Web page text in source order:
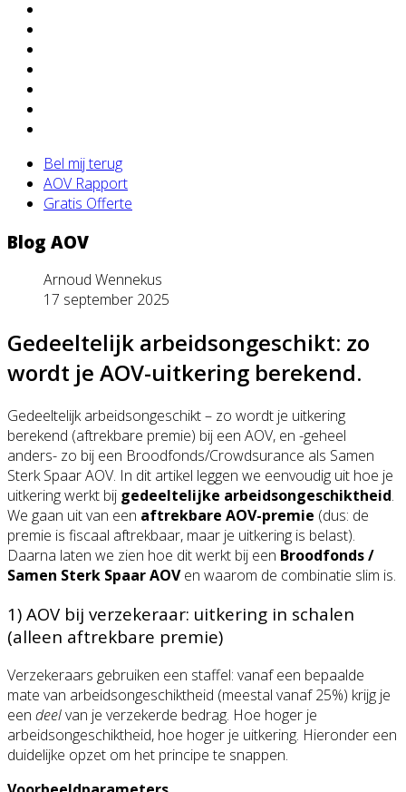
Bel mij terug
AOV Rapport
Gratis Offerte
Blog AOV
Arnoud Wennekus
17 september 2025
Gedeeltelijk arbeidsongeschikt: zo
wordt je AOV-uitkering berekend.
Gedeeltelijk arbeidsongeschikt – zo wordt je uitkering
berekend (aftrekbare premie) bij een AOV, en -geheel
anders- zo bij een Broodfonds/Crowdsurance als Samen
Sterk Spaar AOV. In dit artikel leggen we eenvoudig uit hoe je
uitkering werkt bij gedeeltelijke arbeidsongeschiktheid.
We gaan uit van een aftrekbare AOV-premie (dus: de
premie is fiscaal aftrekbaar, maar je uitkering is belast).
Daarna laten we zien hoe dit werkt bij een Broodfonds /
Samen Sterk Spaar AOVen waarom de combinatie slim is.
1) AOV bij verzekeraar: uitkering in schalen
(alleen aftrekbare premie)
Verzekeraars gebruiken een staffel: vanaf een bepaalde
mate van arbeidsongeschiktheid (meestal vanaf 25%) krijg je
een deelvan je verzekerde bedrag. Hoe hoger je
arbeidsongeschiktheid, hoe hoger je uitkering. Hieronder een
duidelijke opzet om het principe te snappen.